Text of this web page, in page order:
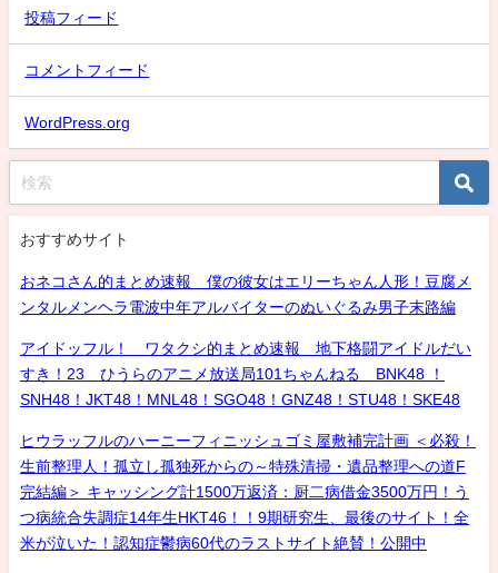
投稿フィード
コメントフィード
WordPress.org
おすすめサイト
おネコさん的まとめ速報 僕の彼女はエリーちゃん人形！豆腐メ
ンタルメンヘラ電波中年アルバイターのぬいぐるみ男子末路編
アイドッフル！ ワタクシ的まとめ速報 地下格闘アイドルだい
すき！23 ひうらのアニメ放送局101ちゃんねる BNK48 ！
SNH48！JKT48！MNL48！SGO48！GNZ48！STU48！SKE48
ヒウラッフルのハーニーフィニッシュゴミ屋敷補完計画 ＜必殺！
生前整理人！孤立し孤独死からの～特殊清掃・遺品整理への道F
完結編＞ キャッシング計1500万返済：厨二病借金3500万円！う
つ病統合失調症14年生HKT46！！9期研究生、最後のサイト！全
米が泣いた！認知症鬱病60代のラストサイト絶賛！公開中